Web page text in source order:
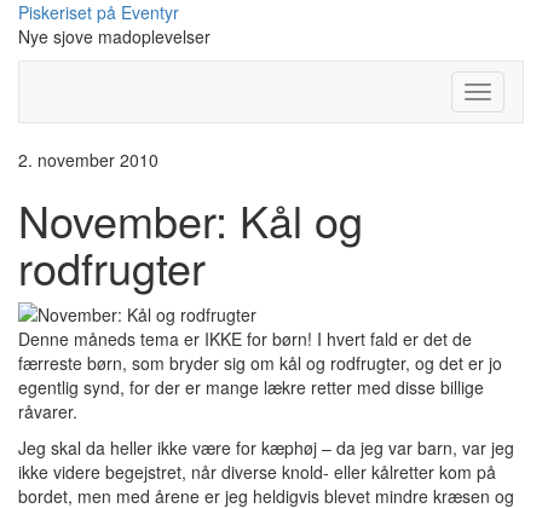
Skip
content
Piskeriset på Eventyr
Nye sjove madoplevelser
Toggle
2. november 2010
November: Kål og
rodfrugter
Denne måneds tema er IKKE for børn! I hvert fald er det de
færreste børn, som bryder sig om kål og rodfrugter, og det er jo
egentlig synd, for der er mange lækre retter med disse billige
råvarer.
Jeg skal da heller ikke være for kæphøj – da jeg var barn, var jeg
ikke videre begejstret, når diverse knold- eller kålretter kom på
bordet, men med årene er jeg heldigvis blevet mindre kræsen og